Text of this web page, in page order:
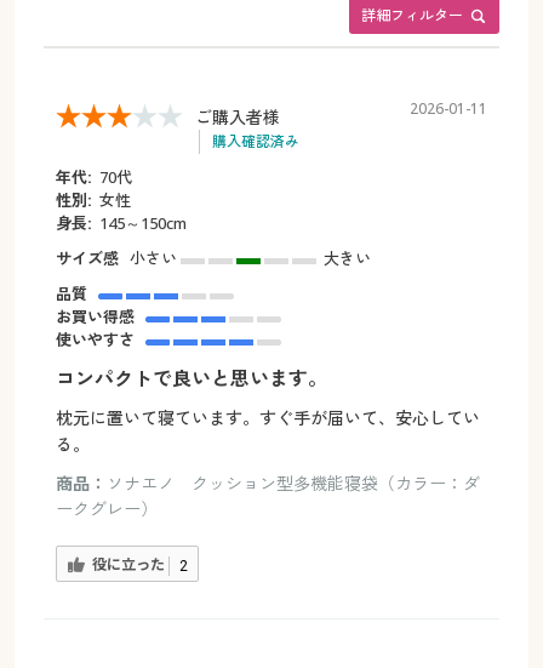
詳細フィルター
ご購入者様
購入確認済み
2026-01-11
年代: 70代
性別: 女性
身長: 145～150cm
サイズ感 小さい
大きい
品質
お買い得感
使いやすさ
コンパクトで良いと思います。
枕元に置いて寝ています。すぐ手が届いて、安心してい
る。
商品： ソナエノ クッション型多機能寝袋（カラー：ダ
ークグレー）
役に立った 2